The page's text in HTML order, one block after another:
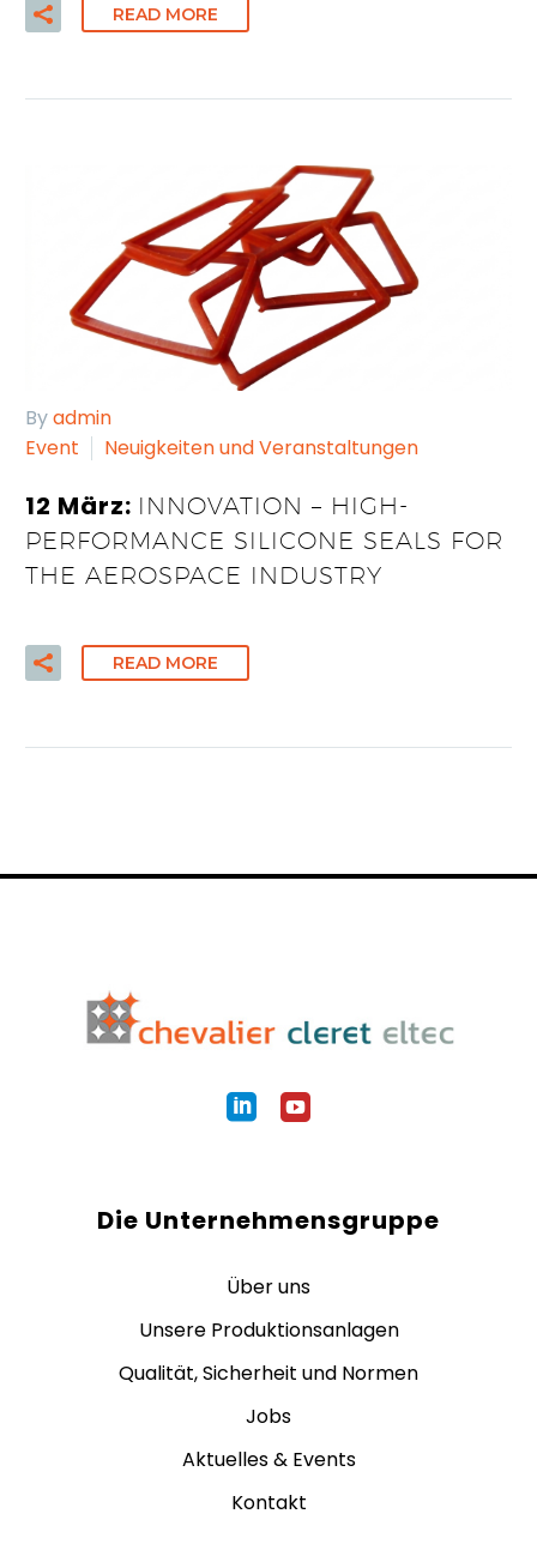
READ MORE
Byadmin
Event
Neuigkeiten und Veranstaltungen
12 März: INNOVATION – HIGH-
PERFORMANCE SILICONE SEALS FOR
THE AEROSPACE INDUSTRY
READ MORE
Die Unternehmensgruppe
Über uns
Unsere Produktionsanlagen
Qualität, Sicherheit und Normen
Jobs
Aktuelles & Events
Kontakt